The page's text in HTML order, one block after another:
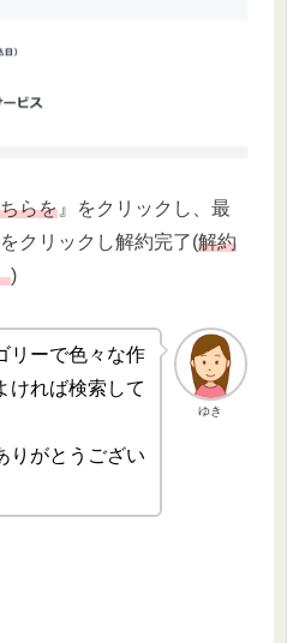
らを 』をクリックし、最
をクリックし解約完了(解約
)
ゆき
リーで色々な作
ければ検索して
りがとうござい